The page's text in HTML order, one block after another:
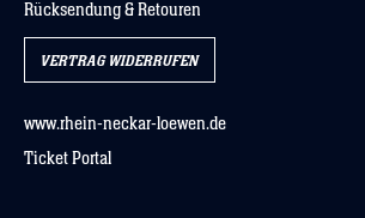
Rücksendung & Retouren
VERTRAG WIDERRUFEN
www.rhein-neckar-loewen.de
Ticket Portal